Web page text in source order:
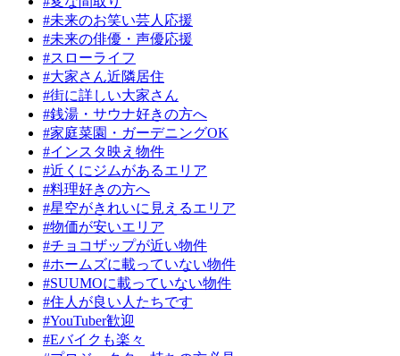
#未来のお笑い芸人応援
#未来の俳優・声優応援
#スローライフ
#大家さん近隣居住
#街に詳しい大家さん
#銭湯・サウナ好きの方へ
#家庭菜園・ガーデニングOK
#インスタ映え物件
#近くにジムがあるエリア
#料理好きの方へ
#星空がきれいに見えるエリア
#物価が安いエリア
#チョコザップが近い物件
#ホームズに載っていない物件
#SUUMOに載っていない物件
#住人が良い人たちです
#YouTuber歓迎
#Eバイクも楽々